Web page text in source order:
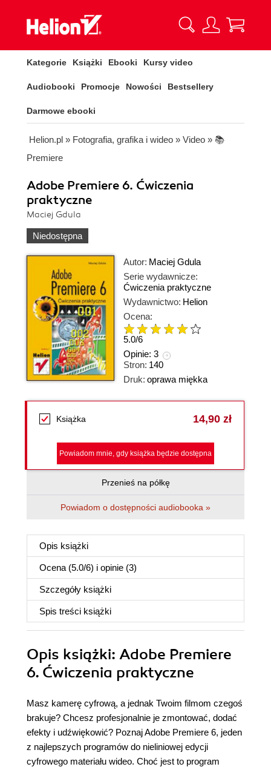
Kategorie Książki Ebooki Kursy video
Audiobooki Promocje Nowości Bestsellery
Darmowe ebooki
Helion.pl » Fotografia, grafika i wideo » Video » 📚
Premiere
Adobe Premiere 6. Ćwiczenia
praktyczne
Maciej Gdula
Niedostępna
Autor: Maciej Gdula
Serie wydawnicze:
Ćwiczenia praktyczne
Wydawnictwo: Helion
Ocena:
5.0/6
Opinie: 3
Stron: 140
Druk: oprawa miękka
Książka 14,90 zł
Powiadom mnie, gdy książka będzie dostępna
Przenieś na półkę
Powiadom o dostępności audiobooka »
Opis książki
Ocena (5.0/6) i opinie (3)
Szczegóły książki
Spis treści książki
Opis książki: Adobe Premiere
6. Ćwiczenia praktyczne
Masz kamerę cyfrową, a jednak Twoim filmom czegoś
brakuje? Chcesz profesjonalnie je zmontować, dodać
efekty i udźwiękowić? Poznaj Adobe Premiere 6, jeden
z najlepszych programów do nieliniowej edycji
cyfrowego materiału wideo. Choć jest to program